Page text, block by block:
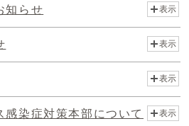
知らせ 表示
表示
表示
感染症対策本部について 表示